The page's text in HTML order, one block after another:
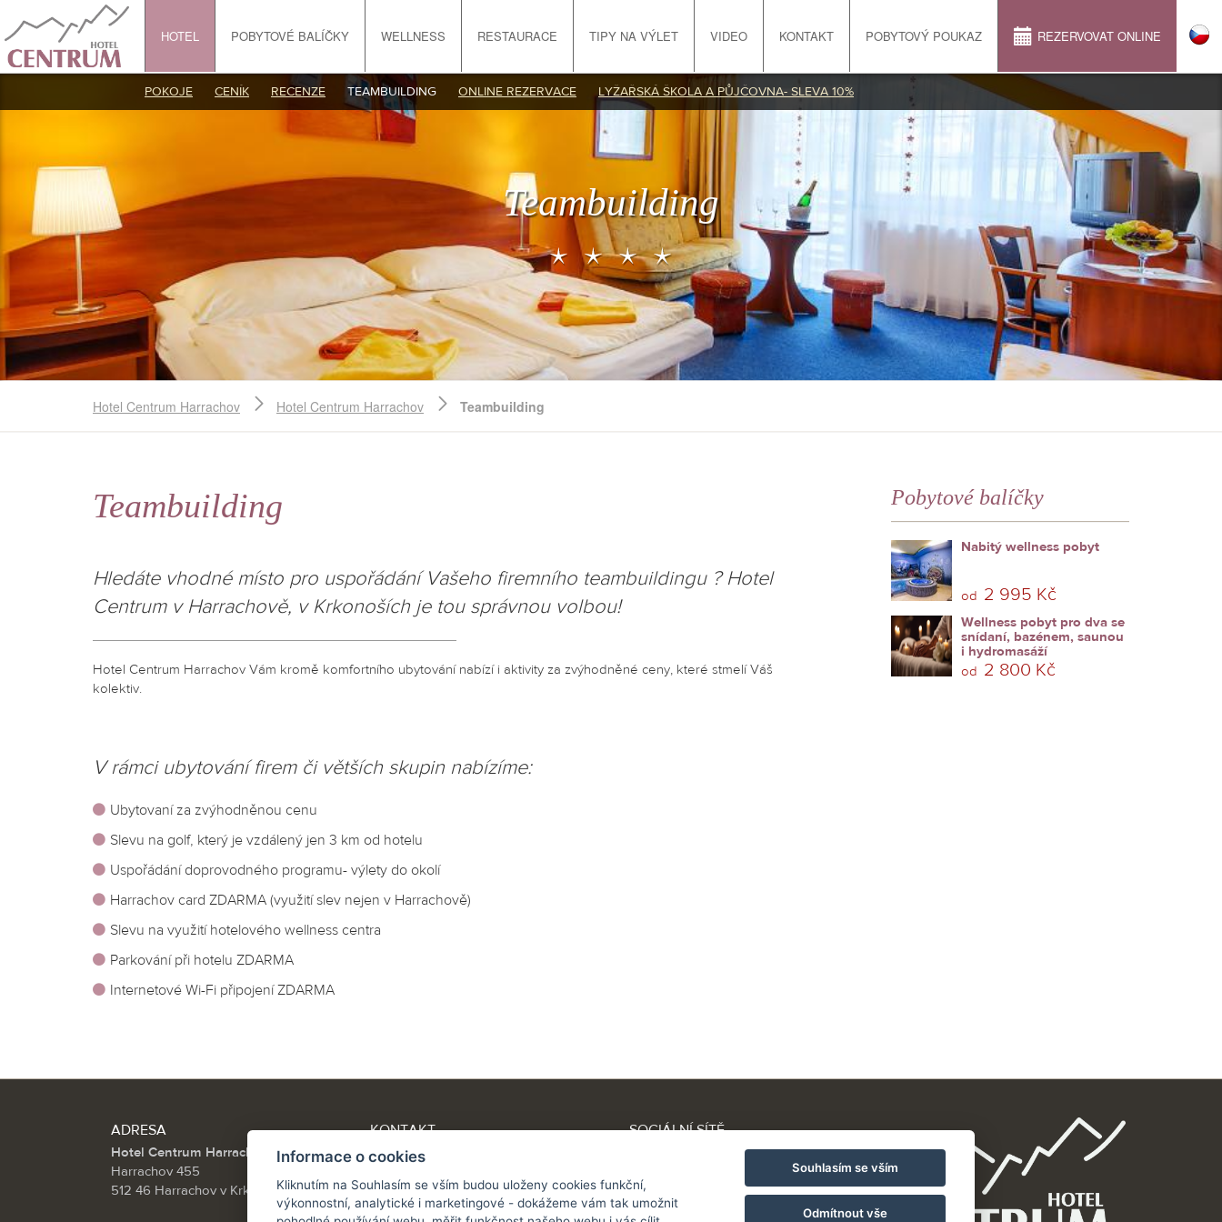
HOTEL POBYTOVÉ BALÍČKY WELLNESS RESTAURACE TIPY NA VÝLET VIDEO KONTAKT POBYTOVÝ POUKAZ REZERVOVAT ONLINE
POKOJE CENÍK RECENZE TEAMBUILDING ONLINE REZERVACE LYŽAŘSKÁ ŠKOLA A PŮJČOVNA- SLEVA 10%
Teambuilding
Hotel Centrum Harrachov Hotel Centrum Harrachov Teambuilding
Teambuilding
Hledáte vhodné místo pro uspořádání Vašeho firemního teambuildingu ? Hotel
Centrum v Harrachově, v Krkonoších je tou správnou volbou!
Hotel Centrum Harrachov Vám kromě komfortního ubytování nabízí i aktivity za zvýhodněné ceny, které stmelí Váš
kolektiv.
V rámci ubytování firem či větších skupin nabízíme:
Ubytovaní za zvýhodněnou cenu
Slevu na golf, který je vzdálený jen 3 km od hotelu
Uspořádání doprovodného programu- výlety do okolí
Harrachov card ZDARMA (využití slev nejen v Harrachově)
Slevu na využití hotelového wellness centra
Parkování při hotelu ZDARMA
Internetové Wi-Fi připojení ZDARMA
Pobytové balíčky
Nabitý wellness pobyt
od 2 995 Kč
Wellness pobyt pro dva se
snídaní, bazénem, saunou
i hydromasáží
od 2 800 Kč
ADRESA
Hotel Centrum Harrachov
Harrachov 455
512 46 Harrachov v Krkonoších
KONTAKT
Tel.: +420 603 505 557
SOCIÁLNÍ SÍTĚ
Partneři:
www.Spa.cz
Informace o cookies
Kliknutím na Souhlasím se vším budou uloženy cookies funkční,
výkonnostní, analytické i marketingové - dokážeme vám tak umožnit
Souhlasím se vším
Odmítnout vše